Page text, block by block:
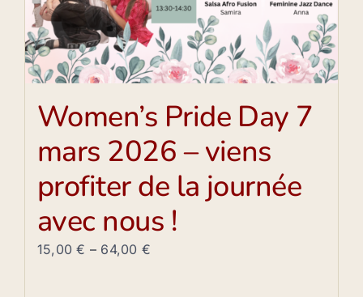
Women’s Pride Day 7
mars 2026 – viens
profiter de la journée
avec nous !
15,00€ – 64,00 €